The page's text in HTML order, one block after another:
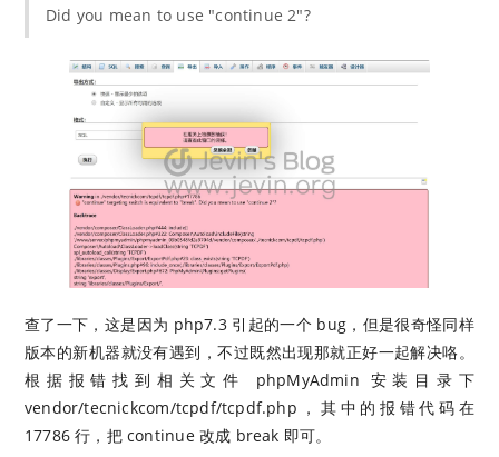
Did you mean to use "continue 2"?
查了一下，这是因为 php7.3 引起的一个 bug，但是很奇怪同样
版本的新机器就没有遇到，不过既然出现那就正好一起解决咯。
根据报错找到相关文件 phpMyAdmin 安装目录下
vendor/tecnickcom/tcpdf/tcpdf.php，其中的报错代码在
17786 行，把 continue 改成 break 即可。